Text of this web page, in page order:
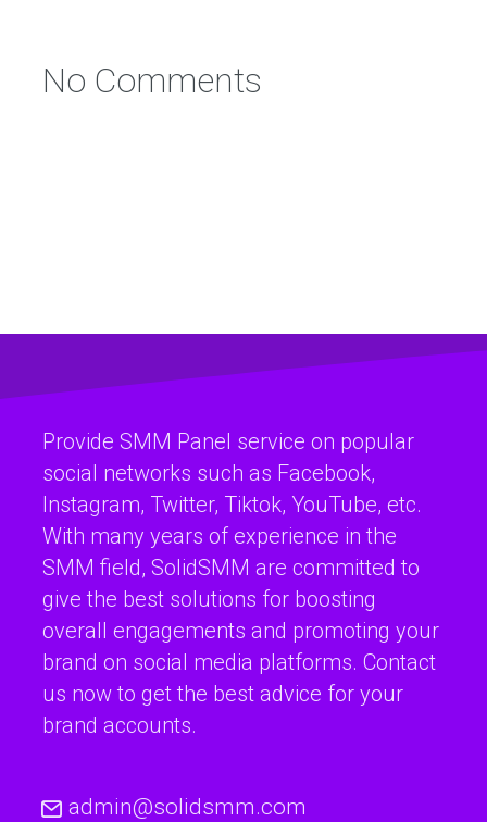
No Comments
Provide SMM Panel service on popular
social networks such as Facebook,
Instagram, Twitter, Tiktok, YouTube, etc.
With many years of experience in the
SMM field, SolidSMM are committed to
give the best solutions for boosting
overall engagements and promoting your
brand on social media platforms. Contact
us now to get the best advice for your
brand accounts.
admin@solidsmm.com